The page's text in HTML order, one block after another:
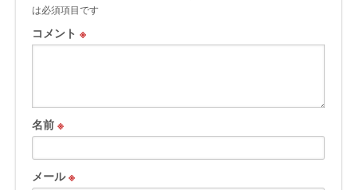
は必須項目です
コメント ※
名前 ※
メール※